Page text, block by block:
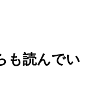
も読んでい